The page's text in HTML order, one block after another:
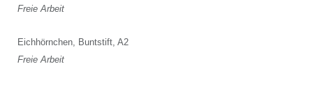
Freie Arbeit
Eichhörnchen, Buntstift, A2
Freie Arbeit